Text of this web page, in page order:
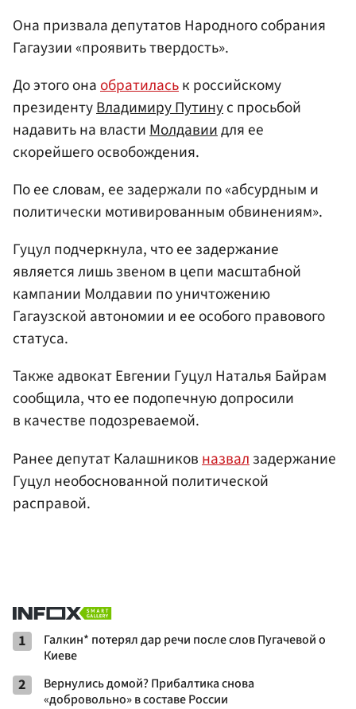
Она призвала депутатов Народного собрания
Гагаузии «проявить твердость».
До этого онаобратиласьк российскому
президентуВладимиру Путинус просьбой
надавить на властиМолдавиидля ее
скорейшего освобождения.
По ее словам, ее задержали по «абсурдным и
политически мотивированным обвинениям».
Гуцул подчеркнула, что ее задержание
является лишь звеном в цепи масштабной
кампании Молдавии по уничтожению
Гагаузской автономии и ее особого правового
статуса.
Также адвокат Евгении Гуцул Наталья Байрам
сообщила, что ее подопечную допросили
в качестве подозреваемой.
Ранее депутат Калашниковназвалзадержание
Гуцул необоснованной политической
расправой.
1
Галкин* потерял дар речи после слов Пугачевой о
Киеве
2
Вернулись домой? Прибалтика снова
«добровольно» в составе России